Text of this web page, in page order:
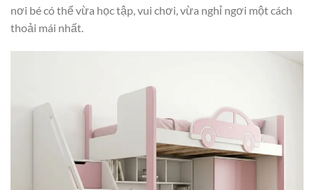
nơi bé có thể vừa học tập, vui chơi, vừa nghỉ ngơi một cách
thoải mái nhất.